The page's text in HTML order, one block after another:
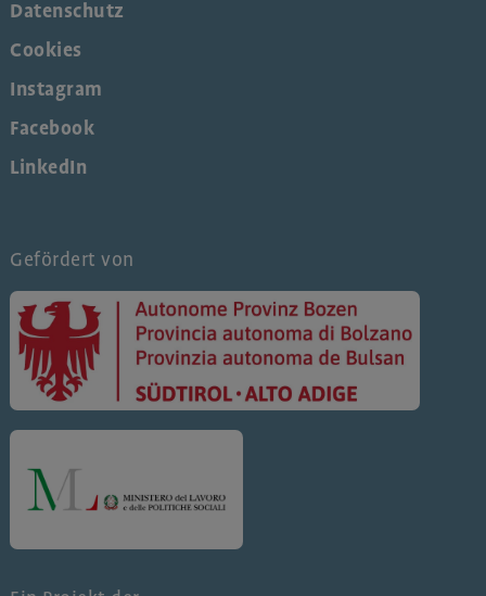
Datenschutz
Cookies
Instagram
Facebook
LinkedIn
Gefördert von